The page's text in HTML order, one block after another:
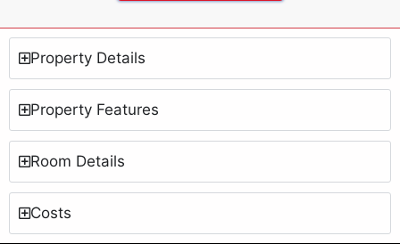
Property Details
Property Features
Room Details
Costs